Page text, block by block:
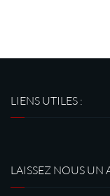
LIENS UTILES :
LAISSEZ NOUS UN